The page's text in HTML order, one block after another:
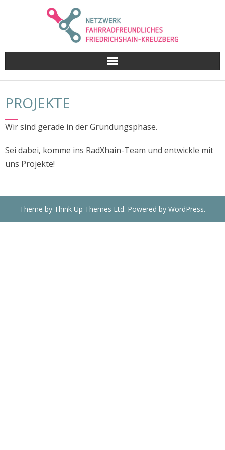
PROJEKTE
Wir sind gerade in der Gründungsphase.
Sei dabei, komme ins RadXhain-Team und entwickle mit
uns Projekte!
Theme by Think Up Themes Ltd. Powered by WordPress.